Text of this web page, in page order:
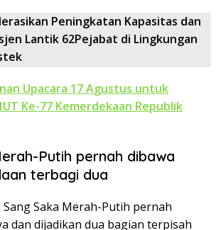
Peningkatan Kapasitas dan
Lantik 62Pejabat di Lingkungan
Upacara 17 Agustus untuk
Ke-77 Kemerdekaan Republik
Putih pernah dibawa
terbagi dua
Sang Saka Merah-Putih pernah
dan dijadikan dua bagian terpisah